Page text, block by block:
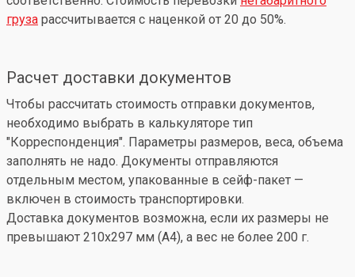
груза рассчитывается с наценкой от 20 до 50%.
Расчет доставки документов
Чтобы рассчитать стоимость отправки документов,
необходимо выбрать в калькуляторе тип
"Корреспонденция". Параметры размеров, веса, объема
заполнять не надо. Документы отправляются
отдельным местом, упакованные в сейф-пакет —
включен в стоимость транспортировки.
Доставка документов возможна, если их размеры не
превышают 210x297 мм (А4), а вес не более 200 г.